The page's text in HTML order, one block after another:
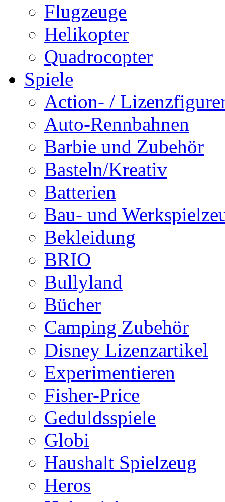
Flugzeuge
Helikopter
Quadrocopter
Spiele
Action- /
Auto-Rennbahnen
Barbie und Zubehör
Basteln/Kreativ
Batterien
Bau- und
Bekleidung
BRIO
Bullyland
Bücher
Camping Zubehör
Disney Lizenzartikel
Experimentieren
Fisher-Price
Geduldsspiele
Globi
Haushalt Spielzeug
Heros